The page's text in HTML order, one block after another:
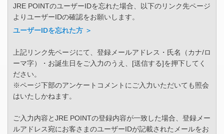
JRE POINTのユーザーIDを忘れた場合、以下のリンク先ページ
よりユーザーIDの確認をお願いします。
ユーザーIDを忘れた方 ＞
上記リンク先ページにて、登録メールアドレス・氏名（カナ/ロ
ーマ字）・お誕生日をご入力のうえ、[送信する]を押下してく
ださい。
※ページ下部のアンケートコメントにご入力いただいても照会
はいたしかねます。
ご入力内容とJRE POINTの登録内容が一致した場合、登録メー
ルアドレス宛にお客さまのユーザーIDが記載されたメールをお